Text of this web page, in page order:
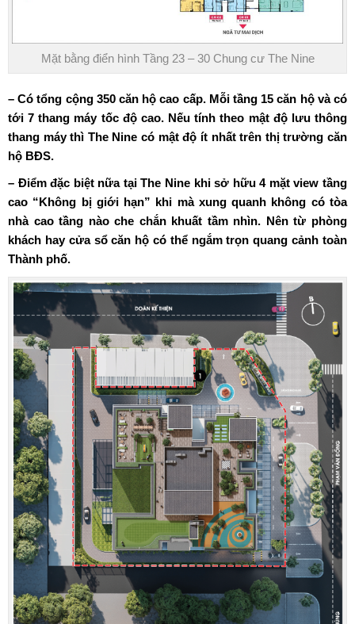
Mặt bằng điển hình Tầng 23 – 30 Chung cư The Nine
– Có tổng cộng 350 căn hộ cao cấp. Mỗi tầng 15 căn hộ và có
tới 7 thang máy tốc độ cao. Nếu tính theo mật độ lưu thông
thang máy thì The Nine có mật độ ít nhất trên thị trường căn
hộ BĐS.
– Điểm đặc biệt nữa tại The Nine khi sở hữu 4 mặt view tầng
cao “Không bị giới hạn” khi mà xung quanh không có tòa
nhà cao tầng nào che chắn khuất tầm nhìn. Nên từ phòng
khách hay cửa sổ căn hộ có thể ngắm trọn quang cảnh toàn
Thành phố.